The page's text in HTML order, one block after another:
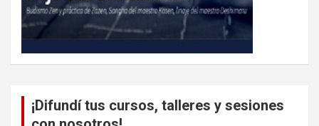
¡Difundí tus cursos, talleres y sesiones